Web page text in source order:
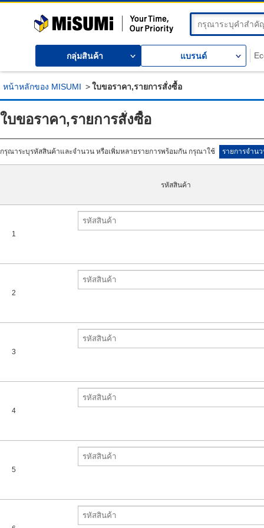
กลุ่มสินค้า
แบรนด์
หน้าหลักของ MISUMI >ใบขอราคา,รายการสั่งซื้อ
ใบขอราคา,รายการสั่งซื้อ
กรุณาระบุรหัสสินค้าและจำนวน หรือเพิ่มหลายรายการพร้อมกัน กรุณาใช้ รายการจำน
รหัสสินค้า
1
2
3
4
5